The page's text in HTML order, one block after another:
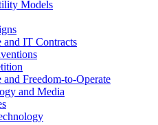
Models
IT Contracts
Freedom-to-Operate
and Media